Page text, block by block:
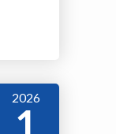
2026
1